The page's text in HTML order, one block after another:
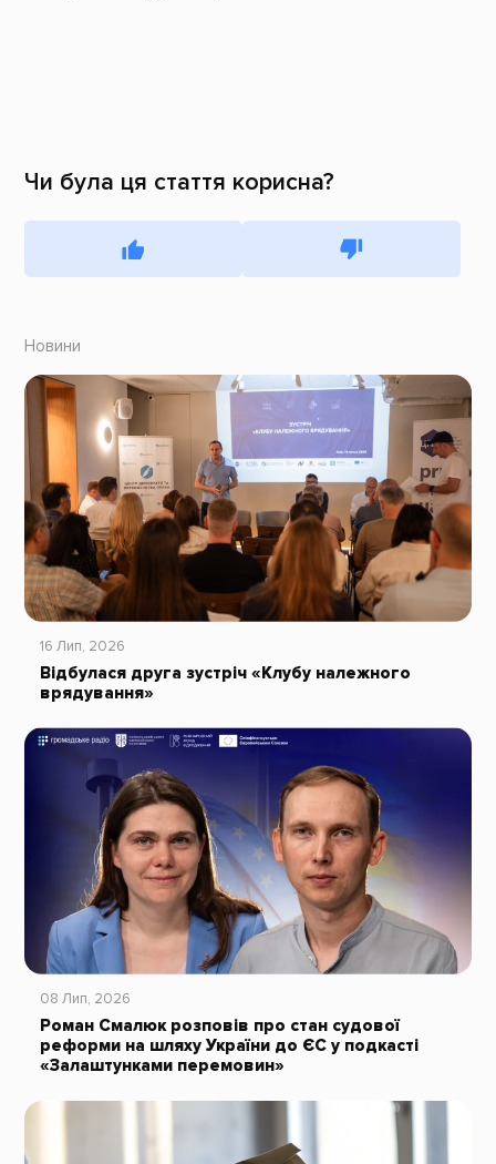
Чи була ця стаття корисна?
Новини
16 Лип, 2026
Відбулася друга зустріч «Клубу належного
врядування»
08 Лип, 2026
Роман Смалюк розповів про стан судової
реформи на шляху України до ЄС у подкасті
«Залаштунками перемовин»